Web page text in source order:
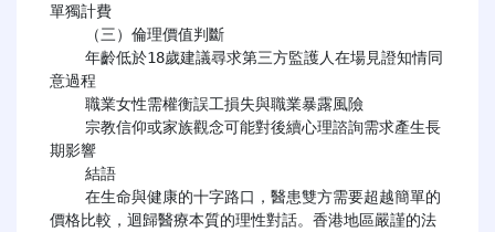
單獨計費
意過程
期影響
價格比較，迴歸醫療本質的理性對話。香港地區嚴謹的法